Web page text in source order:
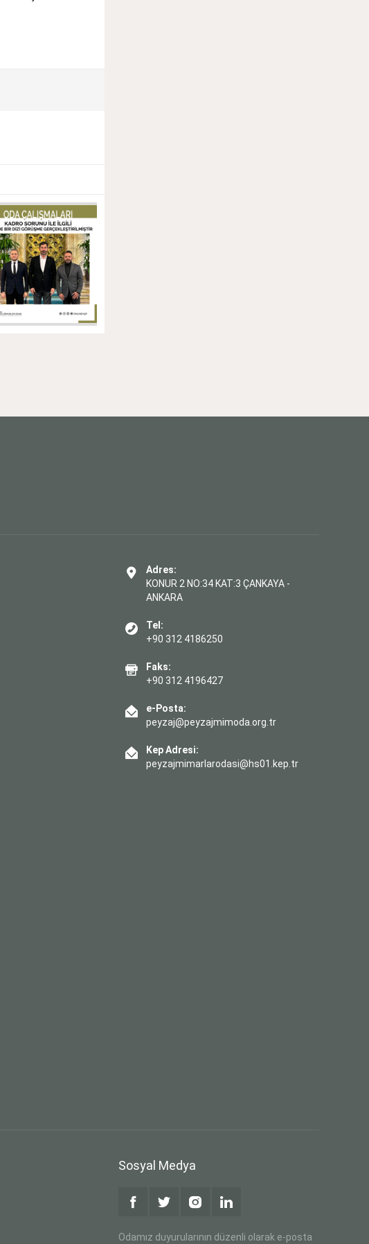
Adres:
KONUR 2 NO:34 KAT:3 ÇANKAYA -
ANKARA
Tel:
+90 312 4186250
Faks:
+90 312 4196427
e-Posta:
peyzaj@peyzajmimoda.org.tr
Kep Adresi:
peyzajmimarlarodasi@hs01.kep.tr
Sosyal Medya
Odamız duyurularının düzenli olarak e-posta